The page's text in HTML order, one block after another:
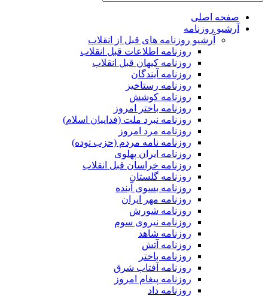
صفحه اصلی
آرشیو روزنامه
آرشیو روزنامه های قبل از انقلاب
روزنامه اطلاعات قبل انقلاب
روزنامه کیهان قبل انقلاب
روزنامه آیندگان
روزنامه رستاخیز
روزنامه کوشش
روزنامه باختر امروز
روزنامه نبرد ملت (فداییان اسلام)
روزنامه مرد امروز
روزنامه نامه مردم (حزب توده)
روزنامه ایران پهلوی
روزنامه خراسان قبل انقلاب
روزنامه گلستان
روزنامه بسوی آینده
روزنامه مهر ایران
روزنامه شورش
روزنامه نیروی سوم
روزنامه شاهد
روزنامه آتش
روزنامه باختر
روزنامه آفتاب شرق
روزنامه پیغام امروز
روزنامه داد